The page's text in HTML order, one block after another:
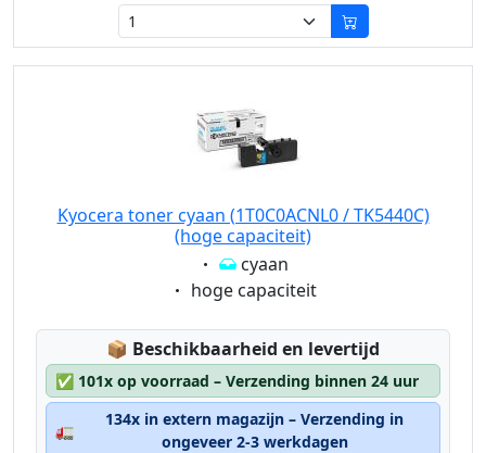
Kyocera toner cyaan (1T0C0ACNL0 / TK5440C)
(hoge capaciteit)
Eigenschaft:
cyaan
Eigenschaft:
hoge capaciteit
📦 Lagerstatus:
Beschikbaarheid en levertijd
✅ 101x op voorraad – Verzending binnen 24 uur
🚛
134x in extern magazijn – Verzending in
ongeveer 2-3 werkdagen